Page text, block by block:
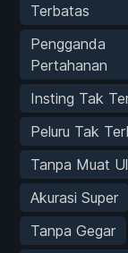
Terbatas
Pengganda
Pertahanan
Insting Tak
Peluru Tak
Tanpa Muat
Akurasi Super
Tanpa Gegar